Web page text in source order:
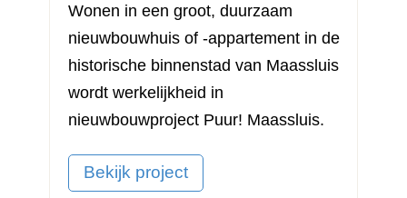
Wonen in een groot, duurzaam
nieuwbouwhuis of -appartement in de
historische binnenstad van Maassluis
wordt werkelijkheid in
nieuwbouwproject Puur! Maassluis.
Bekijk project